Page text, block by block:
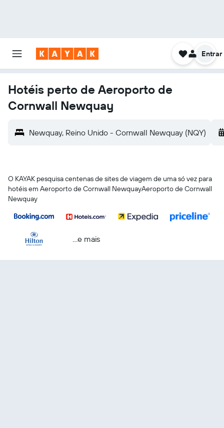
Entrar
Hotéis perto de Aeroporto de
Cornwall Newquay
Newquay, Reino Unido - Cornwall Newquay (NQY)
O KAYAK pesquisa centenas de sites de viagem de uma só vez para
hotéis em Aeroporto de Cornwall NewquayAeroporto de Cornwall
Newquay
...e mais